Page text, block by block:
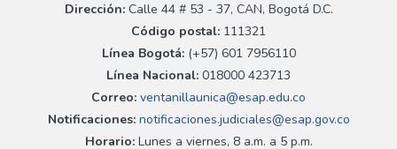
Dirección:Calle 44 # 53 - 37, CAN, Bogotá D.C.
Código postal: 111321
Línea Bogotá:(+57) 601 7956110
Línea Nacional: 018000 423713
Correo: ventanillaunica@esap.edu.co
Notificaciones:notificaciones.judiciales@esap.gov.co
Horario:Lunes a viernes, 8 a.m. a 5 p.m.